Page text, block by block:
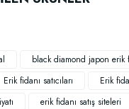
black diamond japon erik
Erik fidanı satıcıları
Erik
erik fidanı satış siteleri